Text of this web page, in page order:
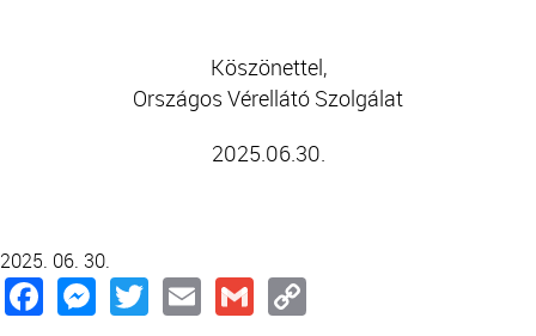
Köszönettel,
Országos Vérellátó Szolgálat
2025.06.30.
2025. 06. 30.
Facebook
Messenger
TwitterEmailGmail